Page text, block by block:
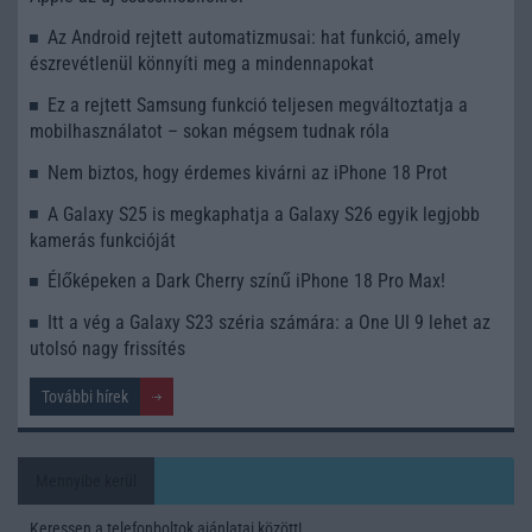
Az Android rejtett automatizmusai: hat funkció, amely
észrevétlenül könnyíti meg a mindennapokat
Ez a rejtett Samsung funkció teljesen megváltoztatja a
mobilhasználatot – sokan mégsem tudnak róla
Nem biztos, hogy érdemes kivárni az iPhone 18 Prot
A Galaxy S25 is megkaphatja a Galaxy S26 egyik legjobb
kamerás funkcióját
Élőképeken a Dark Cherry színű iPhone 18 Pro Max!
Itt a vég a Galaxy S23 széria számára: a One UI 9 lehet az
utolsó nagy frissítés
További hírek